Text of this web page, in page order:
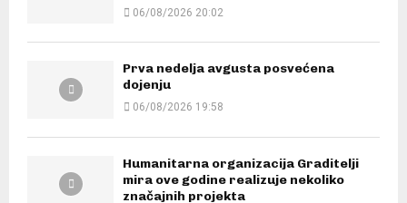
06/08/2026 20:02
Prva nedelja avgusta posvećena
dojenju
06/08/2026 19:58
Humanitarna organizacija Graditelji
mira ove godine realizuje nekoliko
značajnih projekta